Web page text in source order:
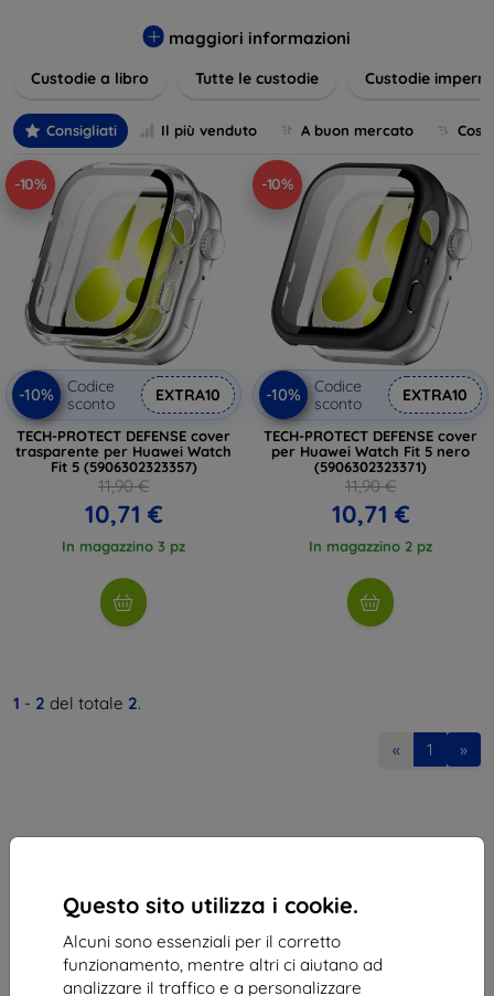
Questo sito utilizza i cookie.
Alcuni sono essenziali per il corretto
funzionamento, mentre altri ci aiutano ad
analizzare il traffico e a personalizzare
esigenza e gusto. Proteggete il vostro dispositivo con le
maggiori informazioni
Custodie a libro Tutte le custodie Custodie
Consigliati Il più venduto A buon mercato
-10%
-10%
Codice
sconto
EXTRA10
TECH-PROTECT DEFENSE cover
trasparente per Huawei Watch
Fit 5 (5906302323357)
11,90 €
10,71 €
In magazzino 3 pz
-10%
-10%
Codice
sconto
EXTRA10
TECH-PROTECT DEFENSE cover
per Huawei Watch Fit 5 nero
(5906302323371)
11,90 €
10,71 €
In magazzino 2 pz
1 - 2 del totale 2.
« 1 »
Shield-Sk s.r.o.
Via Rudolfa Mocka 3750/2A
841 04 Bratislava